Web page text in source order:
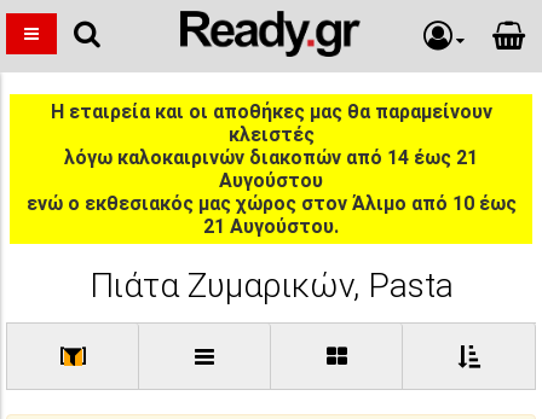
Η εταιρεία και οι αποθήκες μας θα παραμείνουν
κλειστές
λόγω καλοκαιρινών διακοπών από 14 έως 21
Αυγούστου
ενώ ο εκθεσιακός μας χώρος στον Άλιμο από 10 έως
21 Αυγούστου.
Πιάτα Ζυμαρικών, Pasta
[ ]